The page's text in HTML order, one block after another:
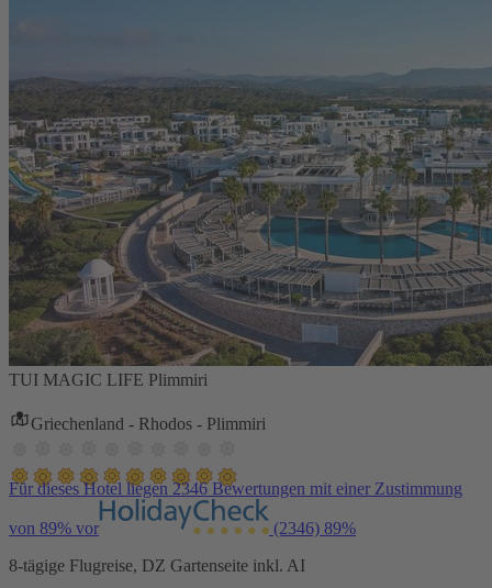
TUI MAGIC LIFE Plimmiri
Griechenland - Rhodos - Plimmiri
Für dieses Hotel liegen 2346 Bewertungen mit einer Zustimmung
von 89% vor (2346) 89%
8-tägige Flugreise, DZ Gartenseite inkl. AI